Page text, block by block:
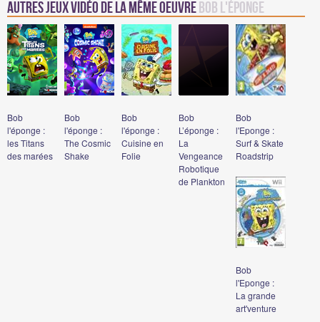
Autres jeux vidéo de la même oeuvreBob l'éponge
Bob
l'éponge :
les Titans
des marées
Bob
l'éponge :
The Cosmic
Shake
Bob
l'éponge :
Cuisine en
Folie
Bob
L’éponge :
La
Vengeance
Robotique
de Plankton
Bob
l'Eponge :
Surf & Skate
Roadstrip
Bob
l'Eponge :
La grande
art'venture